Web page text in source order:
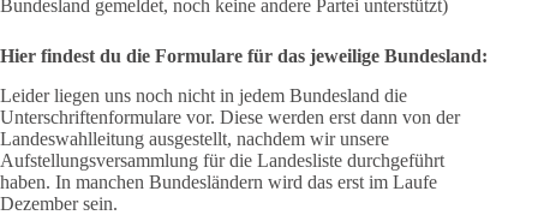
Bundesland gemeldet, noch keine andere Partei unterstützt)
Hier findest du die Formulare für das jeweilige Bundesland:
Leider liegen uns noch nicht in jedem Bundesland die
Unterschriftenformulare vor. Diese werden erst dann von der
Landeswahlleitung ausgestellt, nachdem wir unsere
Aufstellungsversammlung für die Landesliste durchgeführt
haben. In manchen Bundesländern wird das erst im Laufe
Dezember sein.